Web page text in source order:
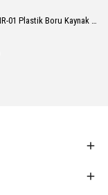
Noromax NR-01 Plastik Boru Kaynak Makinası Ayak